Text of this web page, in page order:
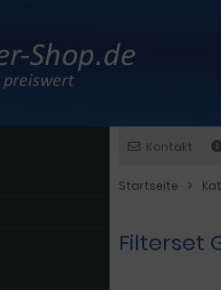
Kontakt
Startseite
Filterset